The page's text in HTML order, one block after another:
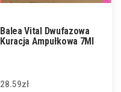
Balea Vital Dwufazowa
Kuracja Ampułkowa 7Ml
28.59zł